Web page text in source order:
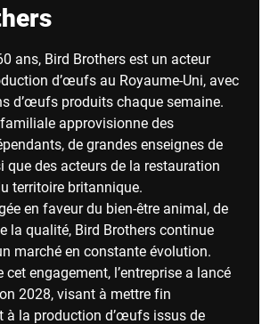
ans, Bird Brothers est un acteur
d’œufs au Royaume-Uni, avec
d’œufs produits chaque semaine.
approvisionne des
de grandes enseignes de
des acteurs de la restauration
territoire britannique.
en faveur du bien-être animal, de
la qualité, Bird Brothers continue
marché en constante évolution.
cet engagement, l’entreprise a lancé
2028, visant à mettre fin
à la production d’œufs issus de